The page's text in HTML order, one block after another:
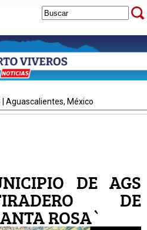
| Aguascalientes, México
DE AGS
DE
ROSA`